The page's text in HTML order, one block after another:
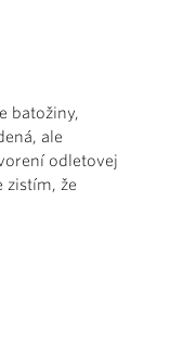
batožiny,
ale
odletovej
zistím, že